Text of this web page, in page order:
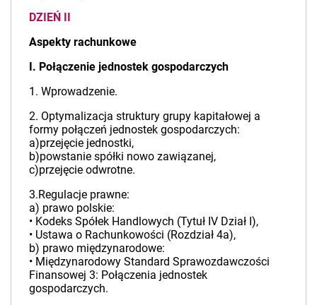
DZIEŃ II
Aspekty rachunkowe
I. Połączenie jednostek gospodarczych
1. Wprowadzenie.
2. Optymalizacja struktury grupy kapitałowej a
formy połączeń jednostek gospodarczych:
a)przejęcie jednostki,
b)powstanie spółki nowo zawiązanej,
c)przejęcie odwrotne.
3.Regulacje prawne:
a) prawo polskie:
• Kodeks Spółek Handlowych (Tytuł IV Dział I),
• Ustawa o Rachunkowości (Rozdział 4a),
b) prawo międzynarodowe:
• Międzynarodowy Standard Sprawozdawczości
Finansowej 3: Połączenia jednostek
gospodarczych.